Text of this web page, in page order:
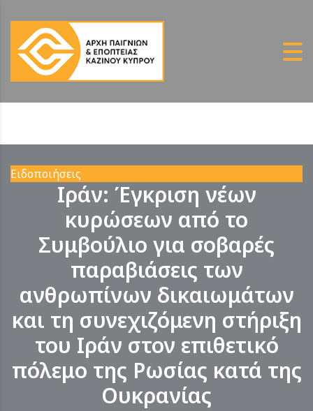
Ειδοποιήσεις
Ιράν: Έγκριση νέων
κυρώσεων από το
Συμβούλιο για σοβαρές
παραβιάσεις των
ανθρωπίνων δικαιωμάτων
και τη συνεχιζόμενη στήριξη
του Ιράν στον επιθετικό
πόλεμο της Ρωσίας κατά της
Ουκρανίας